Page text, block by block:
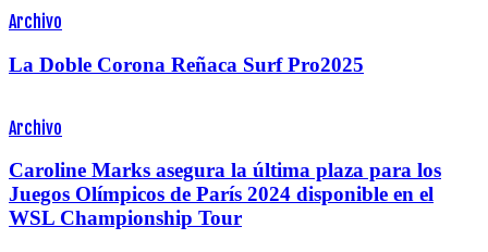
Archivo
La Doble Corona Reñaca Surf Pro2025
Archivo
Caroline Marks asegura la última plaza para los
Juegos Olímpicos de París 2024 disponible en el
WSL Championship Tour